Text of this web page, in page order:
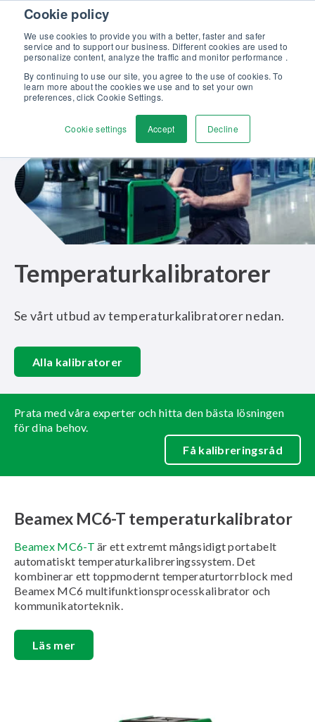
Cookie policy
We use cookies to provide you with a better, faster and safer
service and to support our business. Different cookies are used to
personalize content, analyze the traffic and monitor performance .
By continuing to use our site, you agree to the use of cookies. To
learn more about the cookies we use and to set your own
preferences, click Cookie Settings.
Cookie settings Accept Decline
Skip to content
Upptäck vår nya broschyr Beamex-lösningar för enastående
Kontakta oss
Temperaturkalibratorer
Se vårt utbud av temperaturkalibratorer nedan.
Alla kalibratorer
Prata med våra experter och hitta den bästa lösningen
för dina behov.
Få kalibreringsråd
Beamex MC6-T temperaturkalibrator
Beamex MC6-T är ett extremt mångsidigt portabelt
automatiskt temperaturkalibreringssystem. Det
kombinerar ett toppmodernt temperaturtorrblock med
Beamex MC6 multifunktionsprocesskalibrator och
kommunikatorteknik.
Läs mer